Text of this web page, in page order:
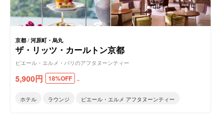
京都/河原町・烏丸
ザ・リッツ・カールトン京都
ピエール・エルメ・パリのアフタヌーンティー
5,900円 18%OFF ～
ホテル ラウンジ ピエール・エルメ アフタヌーンティー